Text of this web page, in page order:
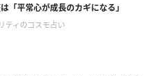
「平常心が成長のカギになる」
ティのコスモ占い